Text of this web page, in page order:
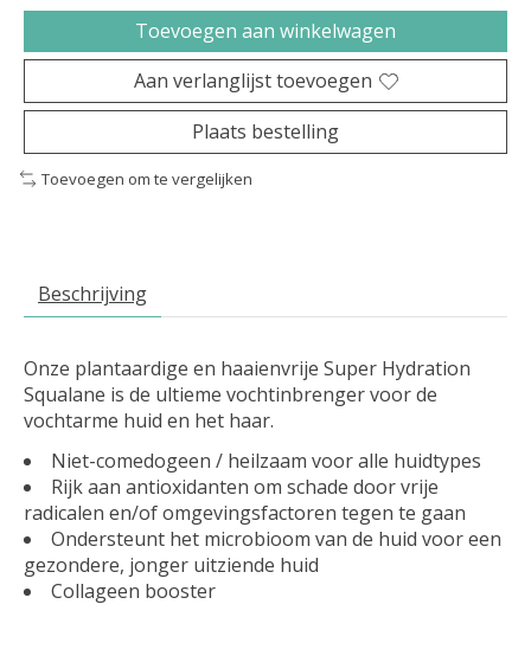
Toevoegen aan winkelwagen
Aan verlanglijst toevoegen
Plaats bestelling
Toevoegen om te vergelijken
Beschrijving
Onze plantaardige en haaienvrije Super Hydration
Squalane is de ultieme vochtinbrenger voor de
vochtarme huid en het haar.
Niet-comedogeen / heilzaam voor alle huidtypes
Rijk aan antioxidanten om schade door vrije
radicalen en/of omgevingsfactoren tegen te gaan
Ondersteunt het microbioom van de huid voor een
gezondere, jonger uitziende huid
Collageen booster